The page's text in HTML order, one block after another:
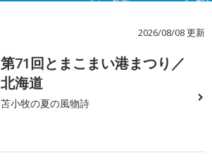
2026/08/08 更新
第71回とまこまい港まつり／
北海道
苫小牧の夏の風物詩